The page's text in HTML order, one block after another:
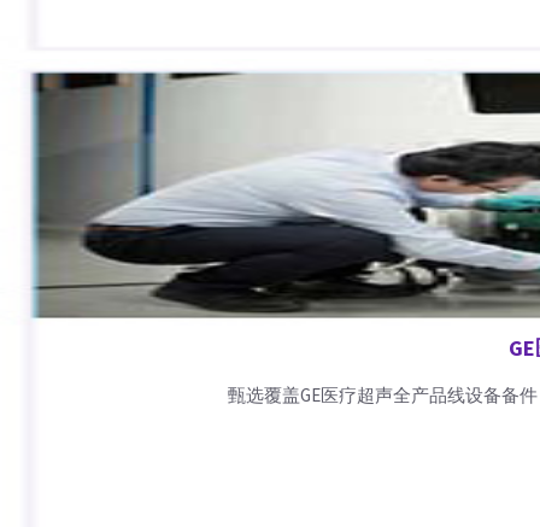
甄选覆盖GE医疗超声全产品线设备备